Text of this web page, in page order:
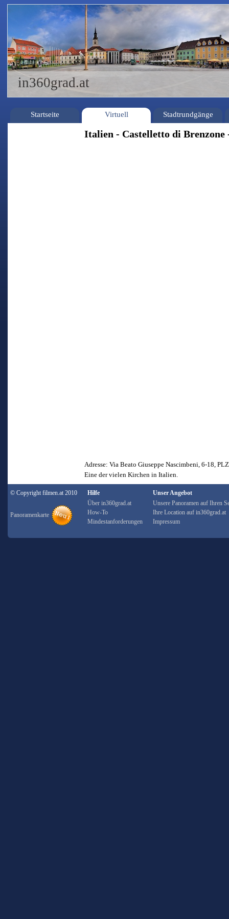
in360grad.at
Startseite Virtuell Stadtrundgänge
Italien - Castelletto di
Adresse: Via Beato Giuseppe Nascimbeni, 6-18,
Eine der vielen Kirchen in Italien.
© Copyright filmen.at 2010
Panoramenkarte
Hilfe
Über in360grad.at
How-To
Mindestanforderungen
Unser Angebot
Unsere Panoramen auf Ihren
Ihre Location auf in360grad.at
Impressum